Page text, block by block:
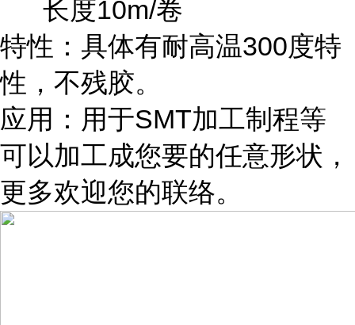
长度10m/卷
特性：具体有耐高温300度特
性，不残胶。
应用：用于SMT加工制程等
可以加工成您要的任意形状，
更多欢迎您的联络。